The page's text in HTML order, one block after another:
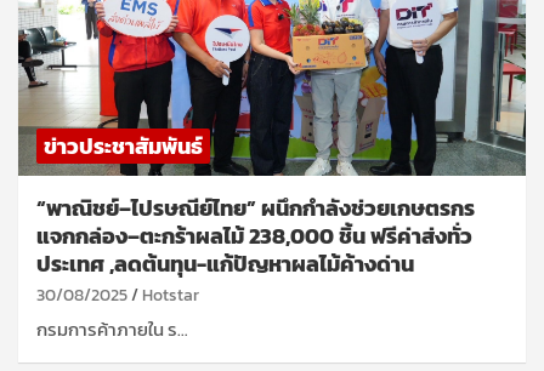
ข่าวประชาสัมพันธ์
“พาณิชย์–ไปรษณีย์ไทย” ผนึกกำลังช่วยเกษตรกร
แจกกล่อง–ตะกร้าผลไม้ 238,000 ชิ้น ฟรีค่าส่งทั่ว
ประเทศ ,ลดต้นทุน-แก้ปัญหาผลไม้ค้างด่าน
30/08/2025 Hotstar
กรมการค้าภายใน ร…